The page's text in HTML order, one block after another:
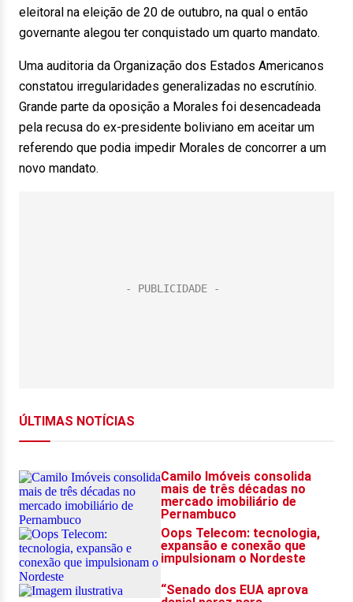
eleitoral na eleição de 20 de outubro, na qual o então
governante alegou ter conquistado um quarto mandato.
Uma auditoria da Organização dos Estados Americanos
constatou irregularidades generalizadas no escrutínio.
Grande parte da oposição a Morales foi desencadeada
pela recusa do ex-presidente boliviano em aceitar um
referendo que podia impedir Morales de concorrer a um
novo mandato.